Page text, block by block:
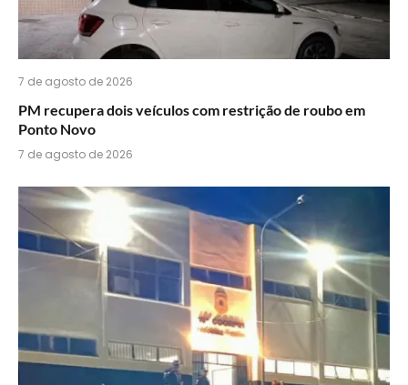
7 de agosto de 2026
PM recupera dois veículos com restrição de roubo em
Ponto Novo
7 de agosto de 2026